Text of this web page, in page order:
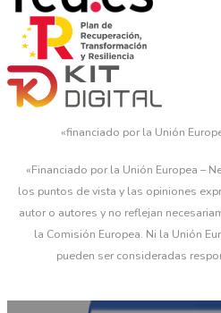
«financiado por la Unión
«Financiado por la Unión Europea –
los puntos de vista y las opiniones
autor o autores y no reflejan
la Comisión Europea. Ni la Unión
pueden ser consideradas